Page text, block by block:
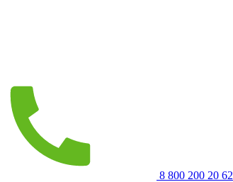
8 800 200 20 62